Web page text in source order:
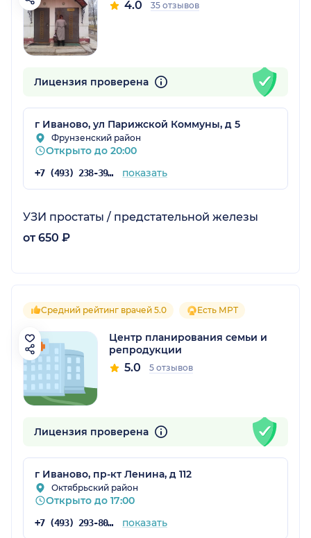
4.0 35 отзывов
Лицензия проверена
г Иваново, ул Парижской Коммуны, д 5
Фрунзенский район
Открыто до 20:00
+7 (493) 238-39-72 показать
УЗИ простаты / предстательной железы
от 650 ₽
Средний рейтинг врачей 5.0 Есть МРТ
Центр планирования семьи и
репродукции
5.0 5 отзывов
Лицензия проверена
г Иваново, пр-кт Ленина, д 112
Октябрьский район
Открыто до 17:00
+7 (493) 293-80-70 показать